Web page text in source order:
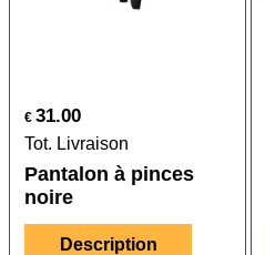
€ 31.00
Tot. Livraison
Pantalon à pinces
noire
Description